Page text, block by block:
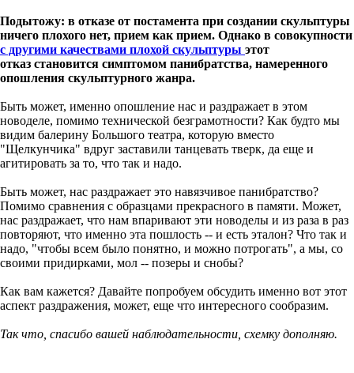
Подытожу: в отказе от постамента при создании скульптуры
ничего плохого нет, прием как прием. Однако в совокупности
с другими качествами плохой скульптуры этот
отказ становится симптомом панибратства, намеренного
опошления скульптурного жанра.
Быть может, именно опошление нас и раздражает в этом
новоделе, помимо технической безграмотности? Как будто мы
видим балерину Большого театра, которую вместо
"Щелкунчика" вдруг заставили танцевать тверк, да еще и
агитировать за то, что так и надо.
Быть может, нас раздражает это навязчивое панибратство?
Помимо сравнения с образцами прекрасного в памяти. Может,
нас раздражает, что нам впаривают эти новоделы и из раза в раз
повторяют, что именно эта пошлость -- и есть эталон? Что так и
надо, "чтобы всем было понятно, и можно потрогать", а мы, со
своими придирками, мол -- позеры и снобы?
Как вам кажется? Давайте попробуем обсудить именно вот этот
аспект раздражения, может, еще что интересного сообразим.
Так что, спасибо вашей наблюдательности, схемку дополняю.